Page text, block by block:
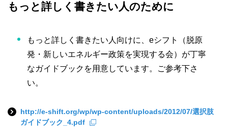
もっと詳しく書きたい人のために
もっと詳しく書きたい人向けに、eシフト（脱原
発・新しいエネルギー政策を実現する会）が丁寧
なガイドブックを用意しています。ご参考下さ
い。
http://e-shift.org/wp/wp-content/uploads/2012/07/選択肢
ガイドブック_4.pdf